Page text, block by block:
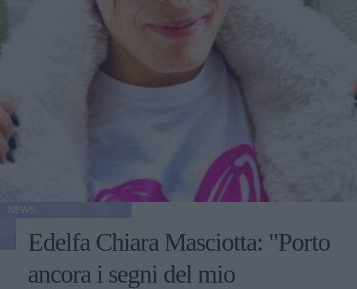
Edelfa Chiara Masciotta: "Porto
ancora i segni del mio